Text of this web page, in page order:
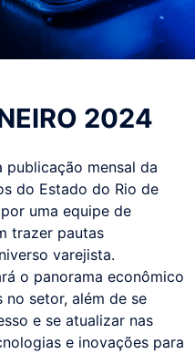
2024
publicação mensal da
do Estado do Rio de
uma equipe de
trazer pautas
varejista.
o panorama econômico
no setor, além de se
e se atualizar nas
e inovações para